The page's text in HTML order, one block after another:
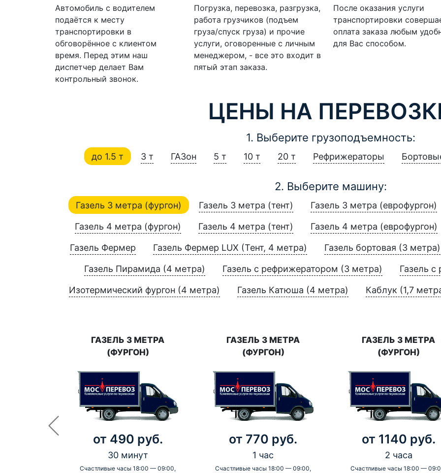
Автомобиль с водителем
подаётся к месту
транспортировки в
обговорённое с клиентом
время. Перед этим наш
диспетчер делает Вам
контрольный звонок.
Погрузка, перевозка, разгрузка,
работа грузчиков (подъем
груза/спуск груза) и прочие
услуги, оговоренные с личным
менеджером, - все это входит в
пятый этап заказа.
После оказания услуги
транспортировки
оплата заказа любым
для Вас способом.
ЦЕНЫ НА
1. Выберите грузоподъемность:
до 1.5 т 3 т ГАЗон 5 т 10 т 20 т Рефрижераторы
2. Выберите машину:
Газель 3 метра (фургон) Газель 3 метра (тент) Газель 3 метра (еврофургон)
Газель 4 метра (фургон) Газель 4 метра (тент) Газель 4 метра (еврофургон)
Газель Фермер Газель Фермер LUX (Тент, 4 метра) Газель бортовая (3 метра)
Газель Пирамида (4 метра) Газель с рефрижератором (3 метра) Газель
Изотермический фургон (4 метра) Газель Катюша (4 метра) Каблук (1,7
ГАЗЕЛЬ 3 МЕТРА
(ФУРГОН)
от 490 руб.
30 минут
Счастливые часы 18:00 — 09:00,
ГАЗЕЛЬ 3 МЕТРА
(ФУРГОН)
от 770 руб.
1 час
Счастливые часы 18:00 — 09:00,
ГАЗЕЛЬ 3 МЕТРА
(ФУРГОН)
от 1140 руб.
2 часа
Счастливые часы 18:00 —